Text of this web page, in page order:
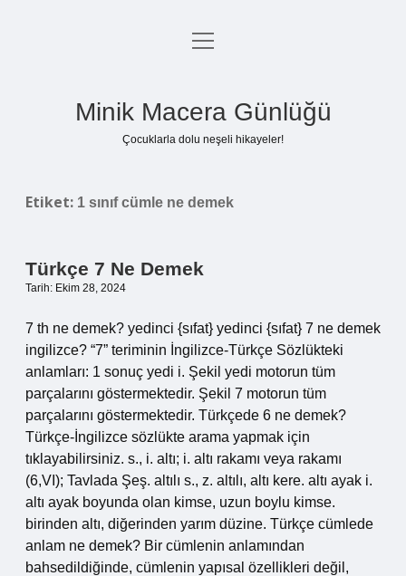
Anasayfa
menüyü
Minik Macera Günlüğü
Çocuklarla dolu neşeli hikayeler!
Etiket: 1 sınıf cümle ne demek
Türkçe 7 Ne Demek
Tarih: Ekim 28, 2024
7 th ne demek? yedinci {sıfat} yedinci {sıfat} 7 ne demek
ingilizce? “7” teriminin İngilizce-Türkçe Sözlükteki
anlamları: 1 sonuç yedi i. Şekil yedi motorun tüm
parçalarını göstermektedir. Şekil 7 motorun tüm
parçalarını göstermektedir. Türkçede 6 ne demek?
Türkçe-İngilizce sözlükte arama yapmak için
tıklayabilirsiniz. s., i. altı; i. altı rakamı veya rakamı
(6,VI); Tavlada Şeş. altılı s., z. altılı, altı kere. altı ayak i.
altı ayak boyunda olan kimse, uzun boylu kimse.
birinden altı, diğerinden yarım düzine. Türkçe cümlede
anlam ne demek? Bir cümlenin anlamından
bahsedildiğinde, cümlenin yapısal özellikleri değil,